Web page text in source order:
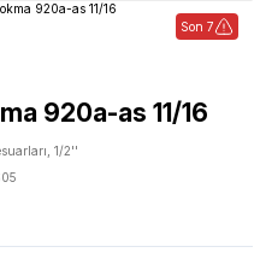
Son 7
920a-as 11/16
1/2''